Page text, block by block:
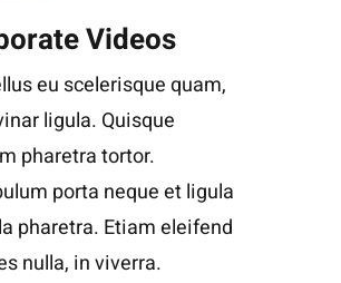
Videos
eu scelerisque quam,
ligula. Quisque
pharetra tortor.
porta neque et ligula
pharetra. Etiam eleifend
nulla, in viverra.